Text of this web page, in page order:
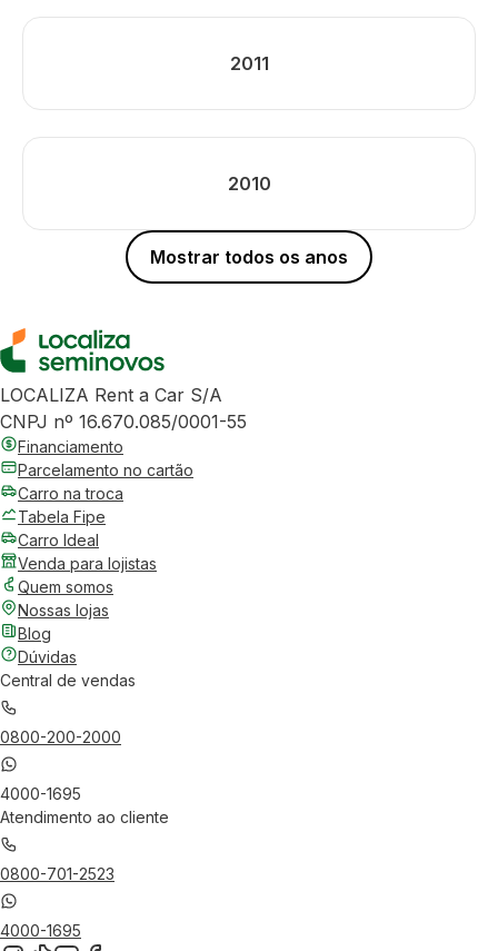
2011
2010
Mostrar todos os anos
LOCALIZA Rent a Car S/A
CNPJ nº 16.670.085/0001-55
Financiamento
Parcelamento no cartão
Carro na troca
Tabela Fipe
Carro Ideal
Venda para lojistas
Quem somos
Nossas lojas
Blog
Dúvidas
Central de vendas
0800-200-2000
4000-1695
Atendimento ao cliente
0800-701-2523
4000-1695